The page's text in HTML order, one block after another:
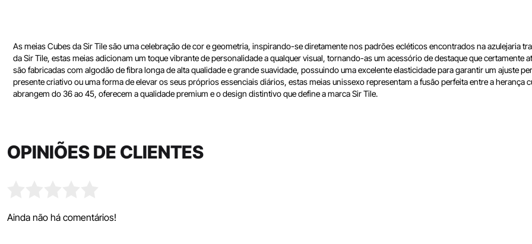
As meias Cubes da Sir Tile são uma celebração de cor e geometria, inspirando-se diretamente nos padrões ecléticos encontrados na azulejaria
da Sir Tile, estas meias adicionam um toque vibrante de personalidade a qualquer visual, tornando-as um acessório de destaque que
são fabricadas com algodão de fibra longa de alta qualidade e grande suavidade, possuindo uma excelente elasticidade para garantir um ajuste
presente criativo ou uma forma de elevar os seus próprios essenciais diários, estas meias unissexo representam a fusão perfeita entre a
abrangem do 36 ao 45, oferecem a qualidade premium e o design distintivo que define a marca Sir Tile.
OPINIÕES DE CLIENTES
Ainda não há comentários!